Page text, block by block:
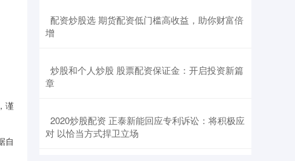
谨
自
​配资炒股选 期货配资低门槛高收益，助你财富倍
增
​炒股和个人炒股 股票配资保证金：开启投资新篇
章
​2020炒股配资 正泰新能回应专利诉讼：将积极应
对 以恰当方式捍卫立场